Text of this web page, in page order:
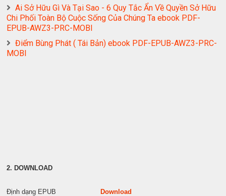
Ai Sở Hữu Gì Và Tại Sao - 6 Quy Tắc Ẩn Về Quyền Sở Hữu
Chi Phối Toàn Bộ Cuộc Sống Của Chúng Ta ebook PDF-
EPUB-AWZ3-PRC-MOBI
Điểm Bùng Phát ( Tái Bản) ebook PDF-EPUB-AWZ3-PRC-
MOBI
2. DOWNLOAD
Định dạng EPUBDownload